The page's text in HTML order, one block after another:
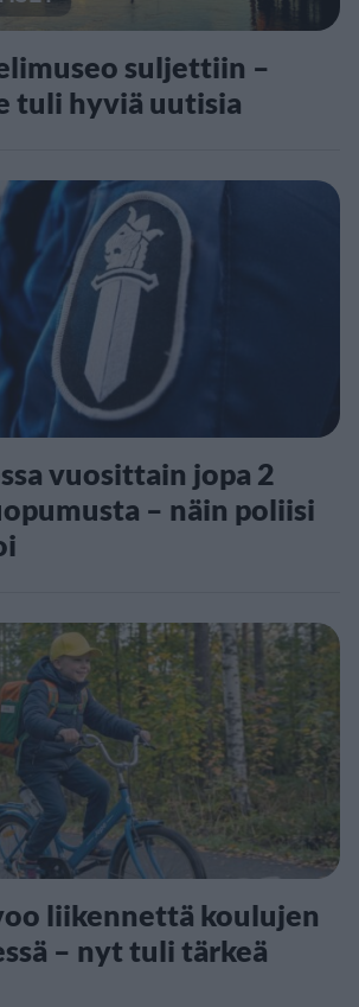
suljettiin –
tuli hyviä uutisia
vuosittain jopa 2
– näin poliisi
liikennettä koulujen
– nyt tuli tärkeä